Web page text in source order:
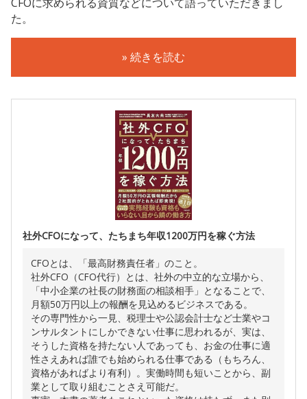
た。
» 続きを読む
社外CFOになって、たちまち年収1200万円を稼ぐ方法
CFOとは、「最高財務責任者」のこと。
社外CFO（CFO代行）とは、社外の中立的な立場から、
「中小企業の社長の財務面の相談相手」となることで、
月額50万円以上の報酬を見込めるビジネスである。
その専門性から一見、税理士や公認会計士など士業やコ
ンサルタントにしかできない仕事に思われるが、実は、
そうした資格を持たない人であっても、お金の仕事に適
性さえあれば誰でも始められる仕事である（もちろん、
資格があればより有利）。実働時間も短いことから、副
業として取り組むことさえ可能だ。